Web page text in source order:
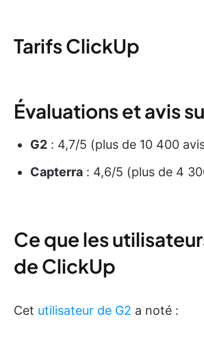
Tarifs ClickUp
Évaluations et avis
G2 : 4,7/5 (plus de 10 400
Capterra : 4,6/5 (plus de 4
Ce que les
de ClickUp
Cet utilisateur de G2 a noté :